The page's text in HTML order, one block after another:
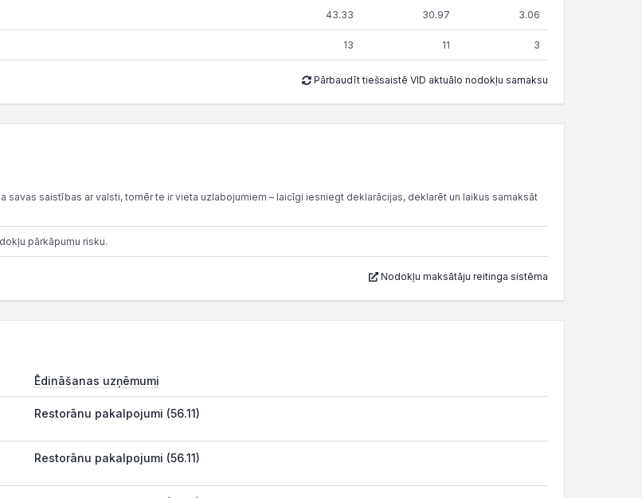
43.33 30.97 3.06
13 11 3
Pārbaudīt tiešsaistē VID aktuālo nodokļu samaksu
savas saistības ar valsti, tomēr te ir vieta uzlabojumiem – laicīgi iesniegt deklarācijas, deklarēt un laikus samaksāt
pārkāpumu risku.
Nodokļu maksātāju reitinga sistēma
Ēdināšanas uzņēmumi
Restorānu pakalpojumi (56.11)
Restorānu pakalpojumi (56.11)